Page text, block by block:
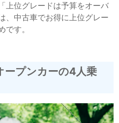
上位グレードは予算をオーバ
、中古車でお得に上位グレー
です。
ープンカーの4人乗